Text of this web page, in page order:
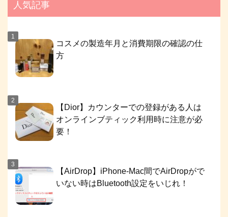
人気記事
コスメの製造年月と消費期限の確認の仕
方
【Dior】カウンターでの登録がある人は
オンラインブティック利用時に注意が必
要！
【AirDrop】iPhone-Mac間でAirDropがで
いない時はBluetooth設定をいじれ！